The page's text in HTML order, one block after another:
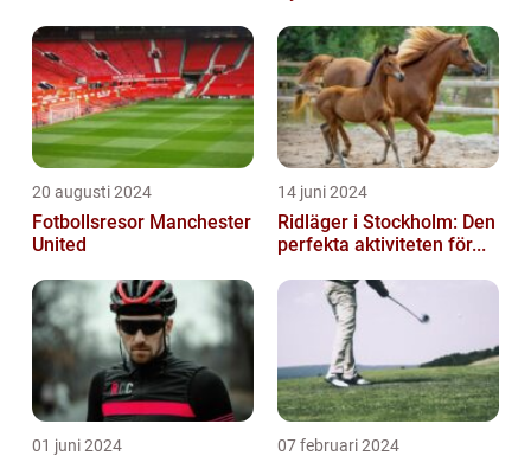
20 augusti 2024
Fotbollsresor Manchester
United
14 juni 2024
Ridläger i Stockholm: Den
perfekta aktiviteten för...
01 juni 2024 07 februari 2024